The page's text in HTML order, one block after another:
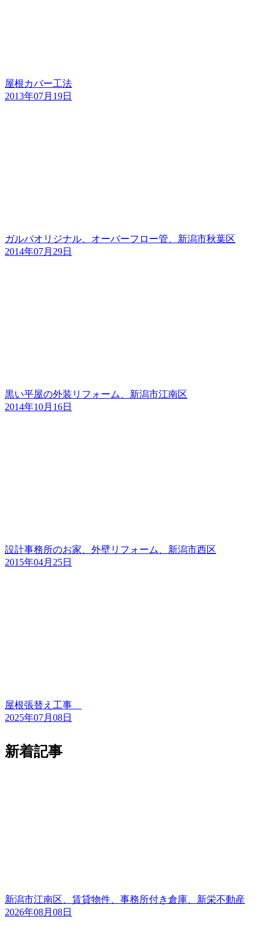
屋根カバー工法
2013年07月19日
ガルバオリジナル、オーバーフロー管、新潟市秋葉区
2014年07月29日
黒い平屋の外装リフォーム、新潟市江南区
2014年10月16日
設計事務所のお家、外壁リフォーム、新潟市西区
2015年04月25日
屋根張替え工事
2025年07月08日
新着記事
新潟市江南区、賃貸物件、事務所付き倉庫、新栄不動産
2026年08月08日